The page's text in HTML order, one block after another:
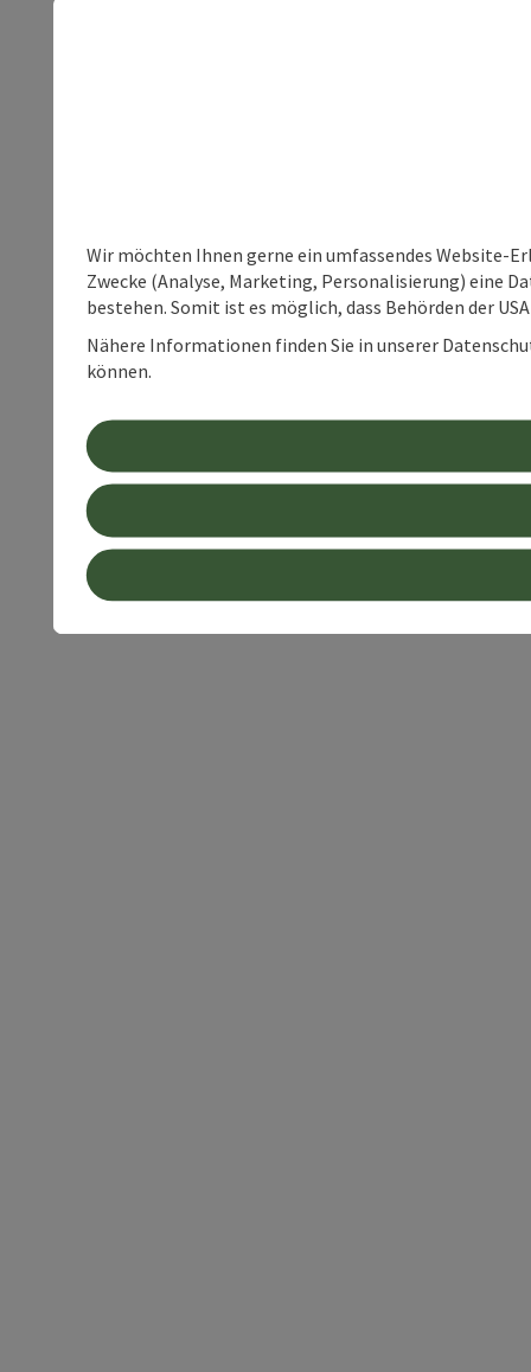
Wir möchten Ihnen gerne ein umfassendes Website-
Zwecke (Analyse, Marketing, Personalisierung) eine
bestehen. Somit ist es möglich, dass Behörden der
Nähere Informationen finden Sie in unserer
können.